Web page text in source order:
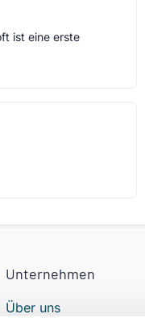
ist eine erste
Unternehmen
Über uns